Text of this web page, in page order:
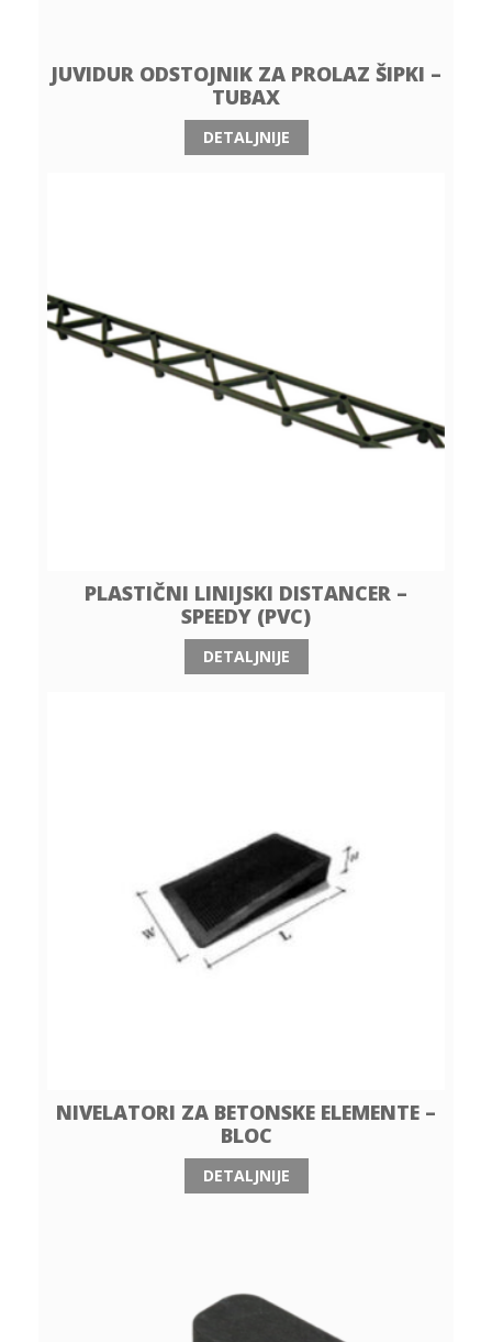
JUVIDUR ODSTOJNIK ZA PROLAZ ŠIPKI –
TUBAX
DETALJNIJE
PLASTIČNI LINIJSKI DISTANCER –
SPEEDY (PVC)
DETALJNIJE
NIVELATORI ZA BETONSKE ELEMENTE –
BLOC
DETALJNIJE